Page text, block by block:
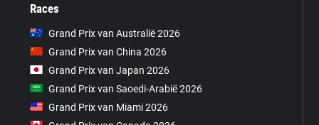
Races
Grand Prix van Australië 2026
Grand Prix van China 2026
Grand Prix van Japan 2026
Grand Prix van Saoedi-Arabië 2026
Grand Prix van Miami 2026